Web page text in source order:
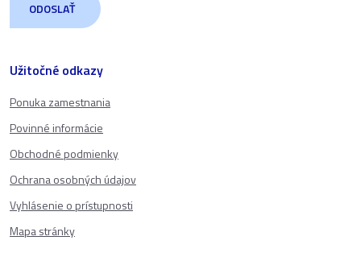
Užitočné odkazy
Ponuka zamestnania
Povinné informácie
Obchodné podmienky
Ochrana osobných údajov
Vyhlásenie o prístupnosti
Mapa stránky